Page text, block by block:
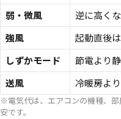
弱・微風
逆に高く
強風
起動直後
しずかモード
節電より
送風
冷暖房よ
※電気代は、エアコンの機種、
安です。